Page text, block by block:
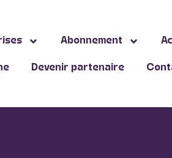
Abonnement
Devenir partenaire